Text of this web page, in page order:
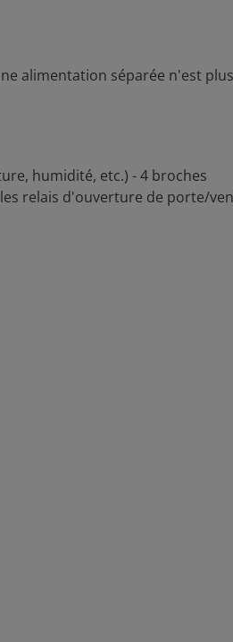
alimentation séparée n'est
humidité, etc.) - 4 broches
relais d'ouverture de porte/